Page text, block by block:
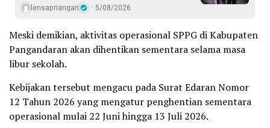
lensapriangan 5/08/2026
Meski demikian, aktivitas operasional SPPG di Kabupaten
Pangandaran akan dihentikan sementara selama masa
libur sekolah.
Kebijakan tersebut mengacu pada Surat Edaran Nomor
12 Tahun 2026 yang mengatur penghentian sementara
operasional mulai 22 Juni hingga 13 Juli 2026.